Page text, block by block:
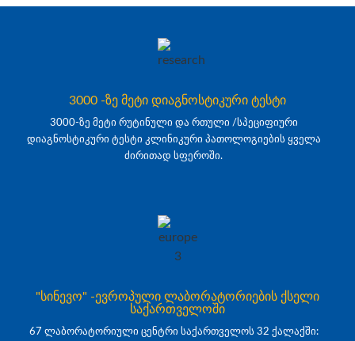
3000 -ზე მეტი დიაგნოსტიკური ტესტი
3000-ზე მეტი რუტინული და რთული /სპეციფიური
დიაგნოსტიკური ტესტი კლინიკური პათოლოგიების ყველა
ძირითად სფეროში.
"სინევო" -ევროპული ლაბორატორიების ქსელი
საქართველოში
67 ლაბორატორიული ცენტრი საქართველოს 32 ქალაქში: